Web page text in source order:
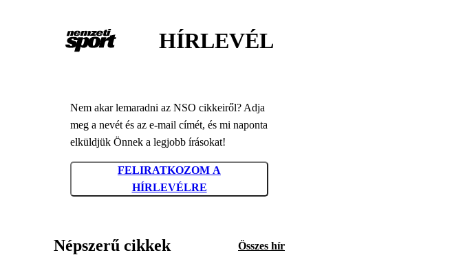
HÍRLEVÉL
Nem akar lemaradni az NSO cikkeiről? Adja
meg a nevét és az e-mail címét, és mi naponta
elküldjük Önnek a legjobb írásokat!
FELIRATKOZOM A
HÍRLEVÉLRE
Népszerű cikkek Összes hír